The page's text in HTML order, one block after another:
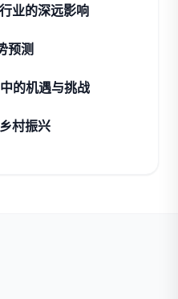
业的深远影响
预测
的机遇与挑战
村振兴